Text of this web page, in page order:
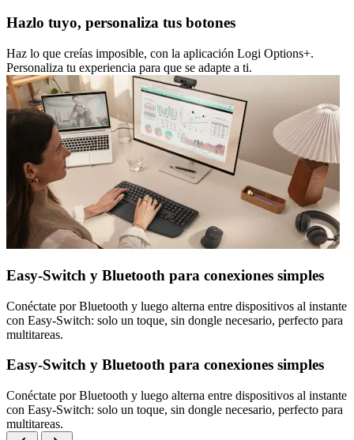
Hazlo tuyo, personaliza tus botones
Haz lo que creías imposible, con la aplicación Logi Options+.
Personaliza tu experiencia para que se adapte a ti.
Easy-Switch y Bluetooth para conexiones simples
Conéctate por Bluetooth y luego alterna entre dispositivos al instante
con Easy-Switch: solo un toque, sin dongle necesario, perfecto para
multitareas.
Easy-Switch y Bluetooth para conexiones simples
Conéctate por Bluetooth y luego alterna entre dispositivos al instante
con Easy-Switch: solo un toque, sin dongle necesario, perfecto para
multitareas.